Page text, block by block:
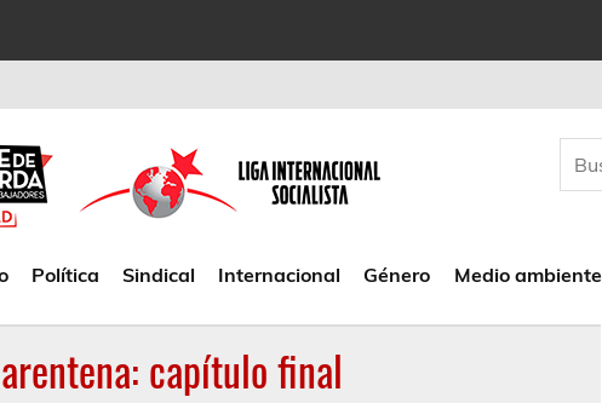
Política Sindical Internacional Género Medio ambiente
capítulo final